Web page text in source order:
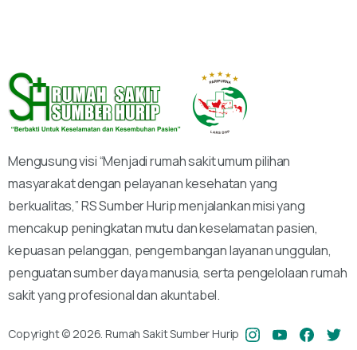
Mengusung visi “Menjadi rumah sakit umum pilihan
masyarakat dengan pelayanan kesehatan yang
berkualitas,” RS Sumber Hurip menjalankan misi yang
mencakup peningkatan mutu dan keselamatan pasien,
kepuasan pelanggan, pengembangan layanan unggulan,
penguatan sumber daya manusia, serta pengelolaan rumah
sakit yang profesional dan akuntabel.
Copyright © 2026. Rumah Sakit Sumber Hurip